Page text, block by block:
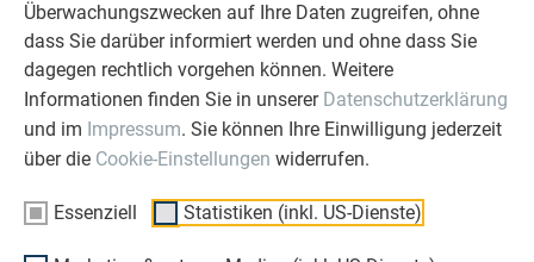
Überwachungszwecken auf Ihre Daten zugreifen, ohne
dass Sie darüber informiert werden und ohne dass Sie
dagegen rechtlich vorgehen können. Weitere
Informationen finden Sie in unserer Datenschutzerklärung
und im Impressum. Sie können Ihre Einwilligung jederzeit
über die Cookie-Einstellungen widerrufen.
Essenziell Statistiken (inkl. US-Dienste)
ÜBER PREFA
Über uns
Karriere
Zertifikate
WIR HELFEN IHNEN
Fragen & Antworten
Angebot anfordern
Nützliche Links